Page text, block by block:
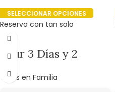
SELECCIONAR OPCIONES
Reserva con tan solo
Tour 3 Días y 2
Noches Cusco y
Machu Picchu.
Tours en Familia